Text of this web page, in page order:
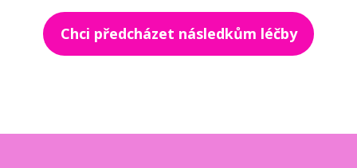
Chci předcházet následkům léčby